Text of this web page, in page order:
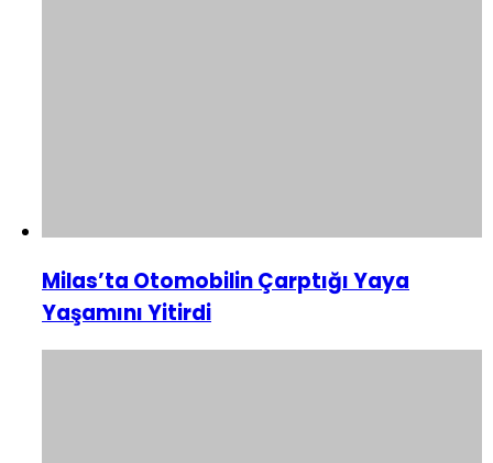
Milas’ta Otomobilin Çarptığı Yaya
Yaşamını Yitirdi